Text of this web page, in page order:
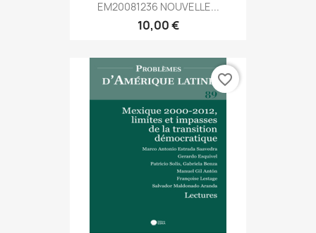
EM20081236 NOUVELLE...
10,00 €
favorite_border